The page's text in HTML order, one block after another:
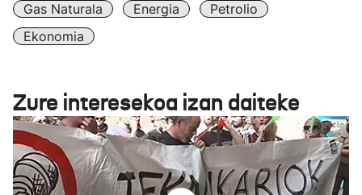
Gas Naturala
Energia
Petrolio
Ekonomia
Zure interesekoa izan daiteke